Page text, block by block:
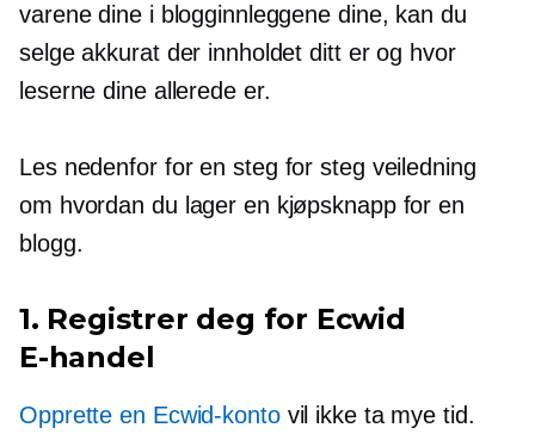
varene dine i blogginnleggene dine, kan du
selge akkurat der innholdet ditt er og hvor
leserne dine allerede er.
Les nedenfor for en steg for steg veiledning
om hvordan du lager en kjøpsknapp for en
blogg.
1. Registrer deg for Ecwid
E-handel
Opprette en Ecwid-kontovil ikke ta mye tid.